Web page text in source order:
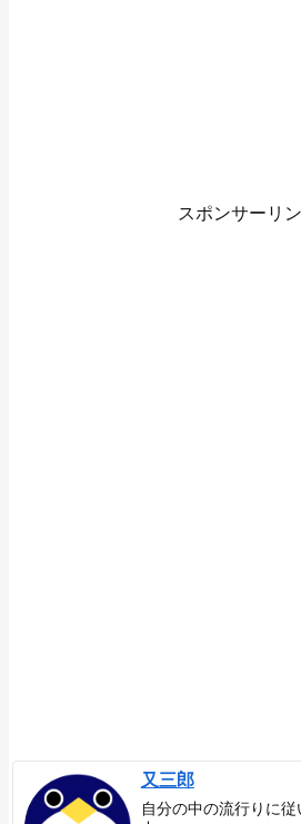
スポンサーリ
又三郎
自分の中の流行りに